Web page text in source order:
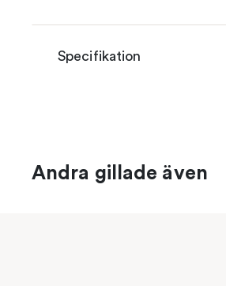
Specifikation
Andra gillade även